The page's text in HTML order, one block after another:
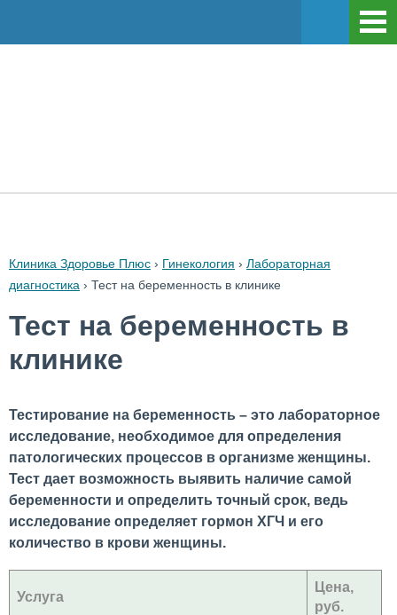
Клиника Здоровье Плюс › Гинекология › Лабораторная
диагностика › Тест на беременность в клинике
Тест на беременность в
клинике
Тестирование на беременность – это лабораторное
исследование, необходимое для определения
патологических процессов в организме женщины.
Тест дает возможность выявить наличие самой
беременности и определить точный срок, ведь
исследование определяет гормон ХГЧ и его
количество в крови женщины.
Услуга
Цена,
руб.